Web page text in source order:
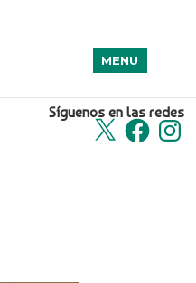
Síguenos en las redes
X Facebook
MENU